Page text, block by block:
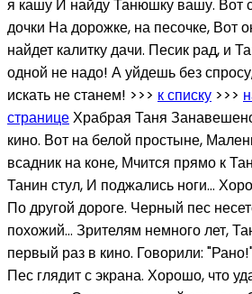
я кашу И найду Танюшку вашу. Вот
дочки На дорожке, на песочке, Вот
найдет калитку дачи. Песик рад, и
одной не надо! А уйдешь без
искать не станем! >>> к списку >>>
страницеХрабрая Таня
кино. Вот на белой простыне,
всадник на коне, Мчится прямо к
Танин стул, И поджались ноги...
По другой дороге. Черный пес
похожий... Зрителям немного лет,
первый раз в кино. Говорили:
Пес глядит с экрана. Хорошо, что